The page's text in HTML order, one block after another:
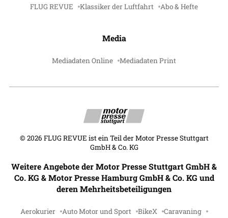
FLUG REVUE Klassiker der Luftfahrt Abo & Hefte
Media
Mediadaten Online Mediadaten Print
© 2026 FLUG REVUE ist ein Teil der Motor Presse Stuttgart
GmbH & Co. KG
Weitere Angebote der Motor Presse Stuttgart GmbH &
Co. KG & Motor Presse Hamburg GmbH & Co. KG und
deren Mehrheitsbeteiligungen
Aerokurier Auto Motor und Sport BikeX Caravaning